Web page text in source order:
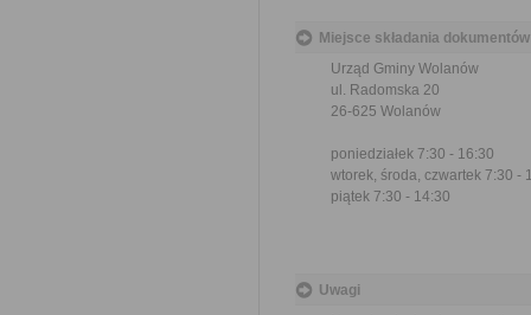
Miejsce składania dokumentów
Urząd Gminy Wolanów
ul. Radomska 20
26-625 Wolanów
poniedziałek 7:30 - 16:30
wtorek, środa, czwartek 7:30 -
piątek 7:30 - 14:30
Uwagi